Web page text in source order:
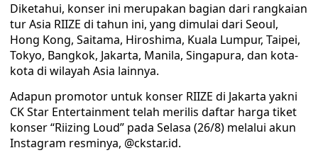
Diketahui, konser ini merupakan bagian dari rangkaian
tur Asia RIIZE di tahun ini, yang dimulai dari Seoul,
Hong Kong, Saitama, Hiroshima, Kuala Lumpur, Taipei,
Tokyo, Bangkok, Jakarta, Manila, Singapura, dan kota-
kota di wilayah Asia lainnya.
Adapun promotor untuk konser RIIZE di Jakarta yakni
CK Star Entertainment telah merilis daftar harga tiket
konser “Riizing Loud” pada Selasa (26/8) melalui akun
Instagram resminya, @ckstar.id.